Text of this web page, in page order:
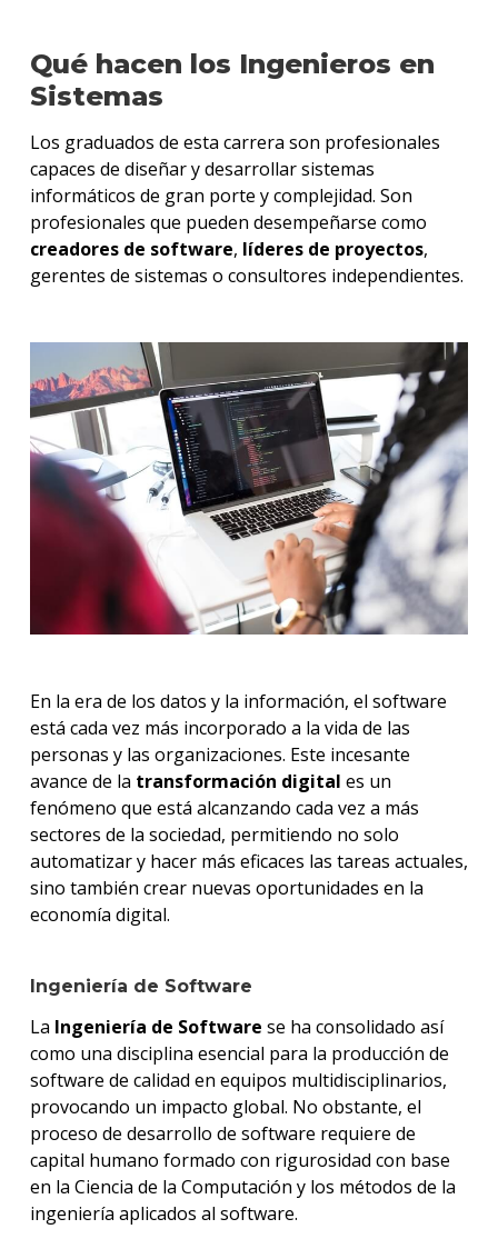
Qué hacen los Ingenieros en
Sistemas
Los graduados de esta carrera son profesionales
capaces de diseñar y desarrollar sistemas
informáticos de gran porte y complejidad. Son
profesionales que pueden desempeñarse como
creadores de software, líderes de proyectos,
gerentes de sistemas o consultores independientes.
En la era de los datos y la información, el software
está cada vez más incorporado a la vida de las
personas y las organizaciones. Este incesante
avance de la transformación digital es un
fenómeno que está alcanzando cada vez a más
sectores de la sociedad, permitiendo no solo
automatizar y hacer más eficaces las tareas actuales,
sino también crear nuevas oportunidades en la
economía digital.
Ingeniería de Software
La Ingeniería de Software se ha consolidado así
como una disciplina esencial para la producción de
software de calidad en equipos multidisciplinarios,
provocando un impacto global. No obstante, el
proceso de desarrollo de software requiere de
capital humano formado con rigurosidad con base
en la Ciencia de la Computación y los métodos de la
ingeniería aplicados al software.